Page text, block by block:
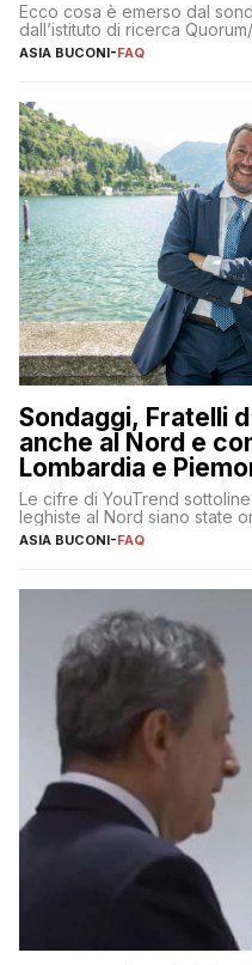
Ecco cosa è emerso dal
dall’istituto di ricerca
ASIA BUCONI-FAQ
Sondaggi, Fratelli
anche al Nord e
Lombardia e
Le cifre di YouTrend
leghiste al Nord siano state
ASIA BUCONI-FAQ